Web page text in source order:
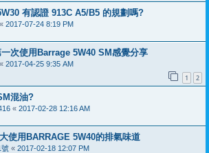
有認證 913C A5/B5 的規劃嗎?
« 2017-07-24 8:19 PM
次使用Barrage 5W40 SM感覺分享
« 2017-04-25 9:35 AM
1 2
混油?
« 2017-02-28 12:16 AM
使用BARRAGE 5W40的排氣味道
號 « 2017-02-18 12:07 PM